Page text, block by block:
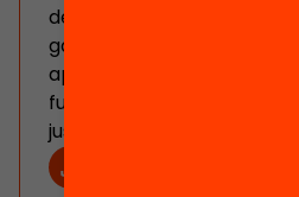
detectar-ne els reptes
garanteix la independència
aporta visió i estratègia a
fundació per avançar cap
justa i cohesionada.